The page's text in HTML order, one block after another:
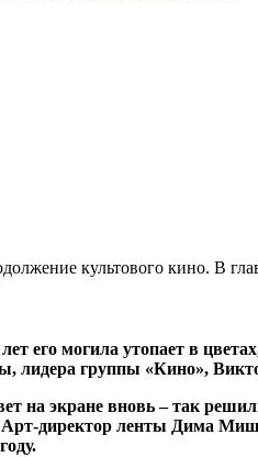
культового кино. В
его могила утопает в
лидера группы «Кино»,
на экране вновь – так
директор ленты Дима